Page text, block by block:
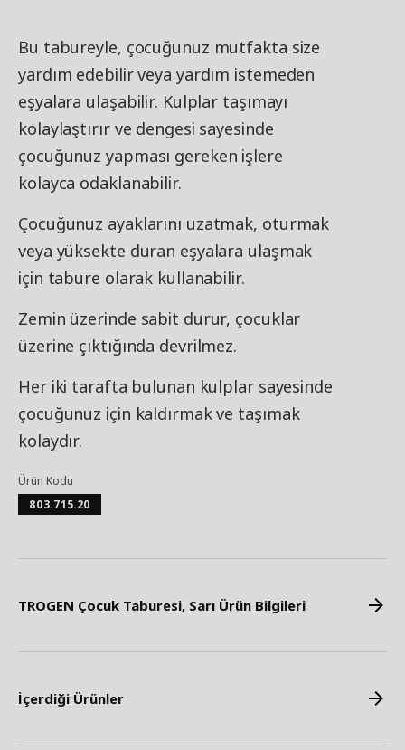
Bu tabureyle, çocuğunuz mutfakta size
yardım edebilir veya yardım istemeden
eşyalara ulaşabilir. Kulplar taşımayı
kolaylaştırır ve dengesi sayesinde
çocuğunuz yapması gereken işlere
kolayca odaklanabilir.
Çocuğunuz ayaklarını uzatmak, oturmak
veya yüksekte duran eşyalara ulaşmak
için tabure olarak kullanabilir.
Zemin üzerinde sabit durur, çocuklar
üzerine çıktığında devrilmez.
Her iki tarafta bulunan kulplar sayesinde
çocuğunuz için kaldırmak ve taşımak
kolaydır.
Ürün Kodu
803.715.20
TROGEN Çocuk Taburesi, Sarı Ürün Bilgileri
İçerdiği Ürünler